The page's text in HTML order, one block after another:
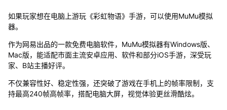
如果玩家想在电脑上游玩《彩虹物语》手游，可以使用MuMu模拟
器。
作为网易出品的一款免费电脑软件，MuMu模拟器有Windows版、
Mac版，能适配市面主流安卓应用、软件和部分iOS手游，深受玩
家、B站主播好评。
不仅兼容性好、稳定性强，还突破了游戏在手机上的帧率限制，支
持最高240帧高帧率，搭配电脑大屏，视觉体验更丝滑酷炫。